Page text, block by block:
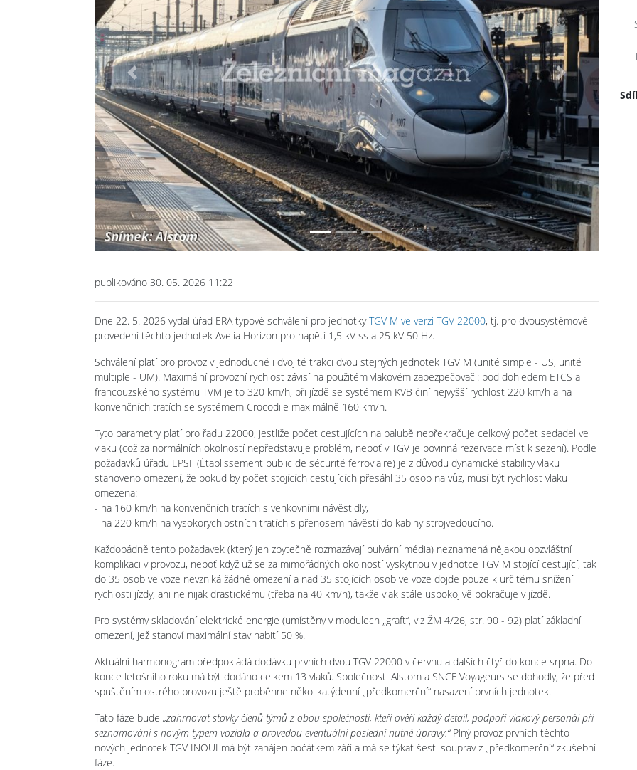
Previous Next
publikováno 30. 05. 2026 11:22
Dne 22. 5. 2026 vydal úřad ERA typové schválení pro jednotkyTGV M ve verzi TGV 22000, tj. pro dvousystémové
provedení těchto jednotek Avelia Horizon pro napětí 1,5 kV ss a 25 kV 50 Hz.
Schválení platí pro provoz v jednoduché i dvojité trakci dvou stejných jednotek TGV M (unité simple - US, unité
multiple - UM). Maximální provozní rychlost závisí na použitém vlakovém zabezpečovači: pod dohledem ETCS a
francouzského systému TVM je to 320 km/h, při jízdě se systémem KVB činí nejvyšší rychlost 220 km/h a na
konvenčních tratích se systémem Crocodile maximálně 160 km/h.
Tyto parametry platí pro řadu 22000, jestliže počet cestujících na palubě nepřekračuje celkový počet sedadel ve
vlaku (což za normálních okolností nepředstavuje problém, neboť v TGV je povinná rezervace míst k sezení). Podle
požadavků úřadu EPSF (Établissement public de sécurité ferroviaire) je z důvodu dynamické stability vlaku
stanoveno omezení, že pokud by počet stojících cestujících přesáhl 35 osob na vůz, musí být rychlost vlaku
omezena:
- na 160 km/h na konvenčních tratích s venkovními návěstidly,
- na 220 km/h na vysokorychlostních tratích s přenosem návěstí do kabiny strojvedoucího.
Každopádně tento požadavek (který jen zbytečně rozmazávají bulvární média) neznamená nějakou obzvláštní
komplikaci v provozu, neboť když už se za mimořádných okolností vyskytnou v jednotce TGV M stojící cestující, tak
do 35 osob ve voze nevzniká žádné omezení a nad 35 stojících osob ve voze dojde pouze k určitému snížení
rychlosti jízdy, ani ne nijak drastickému (třeba na 40 km/h), takže vlak stále uspokojivě pokračuje v jízdě.
Pro systémy skladování elektrické energie (umístěny v modulech „graft“, viz ŽM 4/26, str. 90 - 92) platí základní
omezení, jež stanoví maximální stav nabití 50 %.
Aktuální harmonogram předpokládá dodávku prvních dvou TGV 22000 v červnu a dalších čtyř do konce srpna. Do
konce letošního roku má být dodáno celkem 13 vlaků. Společnosti Alstom a SNCF Voyageurs se dohodly, že před
spuštěním ostrého provozu ještě proběhne několikatýdenní „předkomerční“ nasazení prvních jednotek.
Tato fáze bude „zahrnovat stovky členů týmů z obou společností, kteří ověří každý detail, podpoří vlakový personál při
seznamování s novým typem vozidla a provedou eventuální poslední nutné úpravy.“Plný provoz prvních těchto
nových jednotek TGV INOUI má být zahájen počátkem září a má se týkat šesti souprav z „předkomerční“ zkušební
fáze.